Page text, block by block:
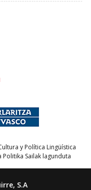
y Política Lingüística
Politika Sailak lagunduta
S.A